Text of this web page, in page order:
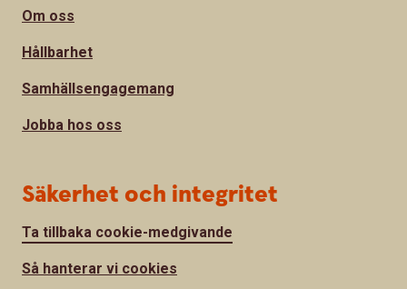
Om oss
Hållbarhet
Samhällsengagemang
Jobba hos oss
Säkerhet och integritet
Ta tillbaka cookie-medgivande
Så hanterar vi cookies